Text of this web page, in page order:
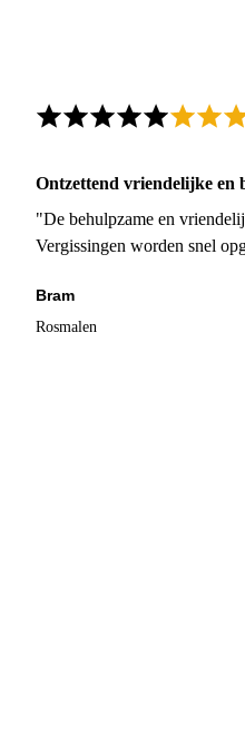
Ontzettend vriendelijke en
"De behulpzame en
Vergissingen worden snel
Bram
Rosmalen